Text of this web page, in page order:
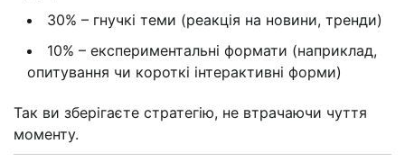
30% – гнучкі теми (реакція на новини, тренди)
10% – експериментальні формати (наприклад,
опитування чи короткі інтерактивні форми)
Так ви зберігаєте стратегію, не втрачаючи чуття
моменту.